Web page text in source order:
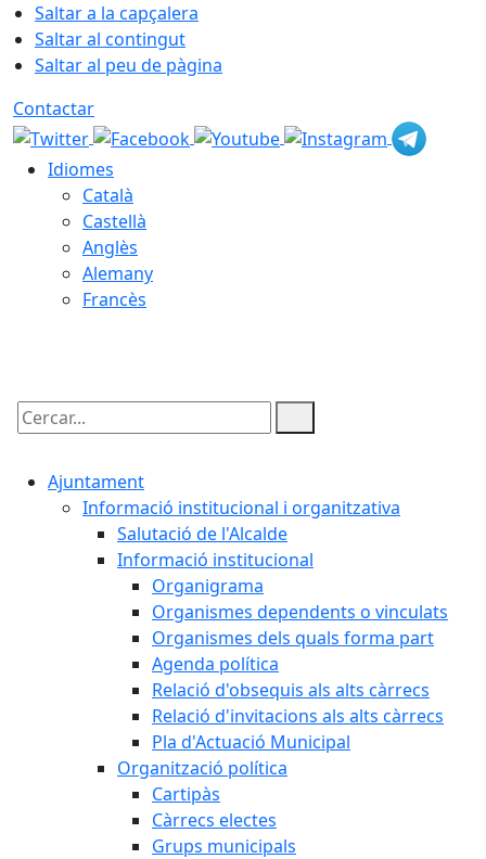
Saltar a la capçalera
Saltar al contingut
Saltar al peu de pàgina
Contactar
Idiomes
Català
Castellà
Anglès
Alemany
Francès
Cercar:
Ajuntament
Informació institucional i organitzativa
Salutació de l'Alcalde
Informació institucional
Organigrama
Organismes dependents o vinculats
Organismes dels quals forma part
Agenda política
Relació d'obsequis als alts càrrecs
Relació d'invitacions als alts càrrecs
Pla d'Actuació Municipal
Organització política
Cartipàs
Càrrecs electes
Grups municipals